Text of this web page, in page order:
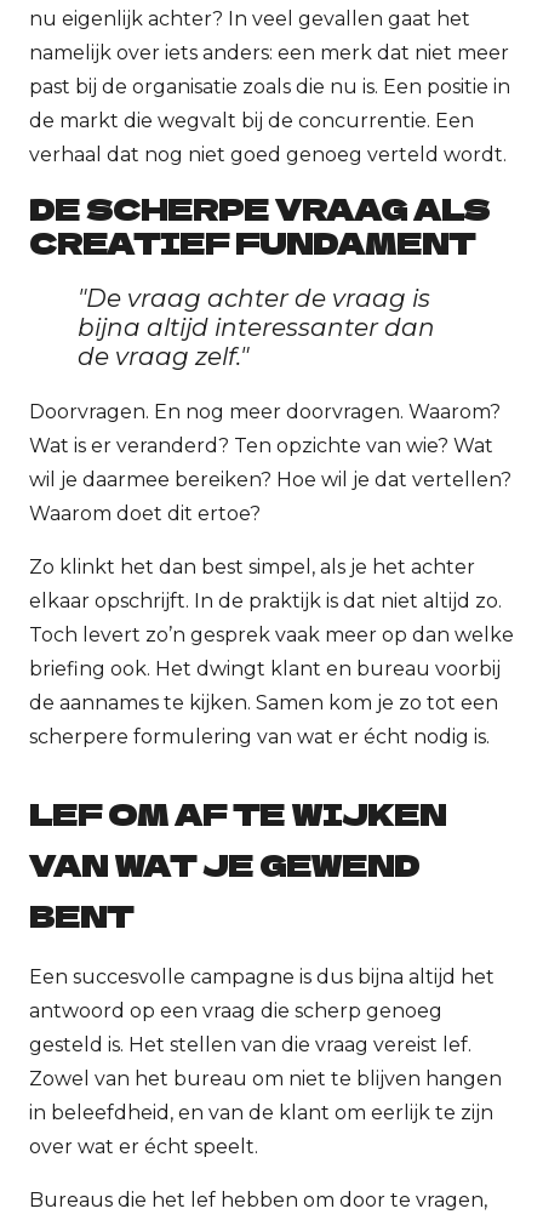
nu eigenlijk achter? In veel gevallen gaat het
namelijk over iets anders: een merk dat niet meer
past bij de organisatie zoals die nu is. Een positie in
de markt die wegvalt bij de concurrentie. Een
verhaal dat nog niet goed genoeg verteld wordt.
DE SCHERPE VRAAG ALS
CREATIEF FUNDAMENT
"De vraag achter de vraag is
bijna altijd interessanter dan
de vraag zelf."
Doorvragen. En nog meer doorvragen. Waarom?
Wat is er veranderd? Ten opzichte van wie? Wat
wil je daarmee bereiken? Hoe wil je dat vertellen?
Waarom doet dit ertoe?
Zo klinkt het dan best simpel, als je het achter
elkaar opschrijft. In de praktijk is dat niet altijd zo.
Toch levert zo’n gesprek vaak meer op dan welke
briefing ook. Het dwingt klant en bureau voorbij
de aannames te kijken. Samen kom je zo tot een
scherpere formulering van wat er écht nodig is.
LEF OM AF TE WIJKEN
VAN WAT JE GEWEND
BENT
Een succesvolle campagne is dus bijna altijd het
antwoord op een vraag die scherp genoeg
gesteld is. Het stellen van die vraag vereist lef.
Zowel van het bureau om niet te blijven hangen
in beleefdheid, en van de klant om eerlijk te zijn
over wat er écht speelt.
Bureaus die het lef hebben om door te vragen,